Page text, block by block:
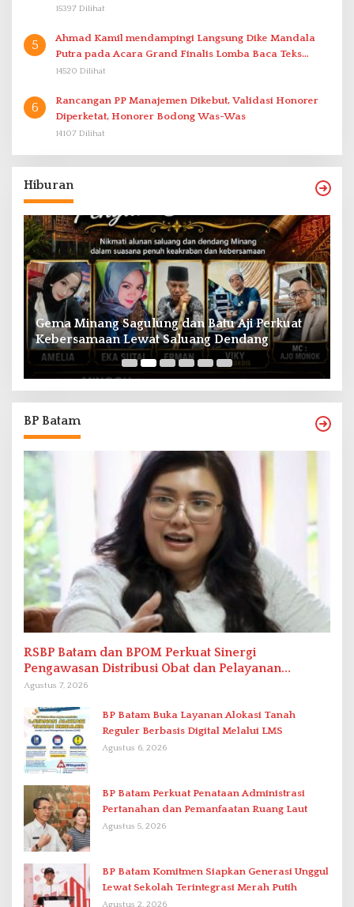
15397 Dilihat
5
Ahmad Kamil mendampingi Langsung Dike Mandala
Putra pada Acara Grand Finalis Lomba Baca Teks
Proklamasi Mirip Bung Karno di Bali
14520 Dilihat
6
Rancangan PP Manajemen Dikebut, Validasi Honorer
Diperketat, Honorer Bodong Was-Was
14107 Dilihat
Hiburan
Gema Minang Sagulung dan Batu Aji Perkuat
Kebersamaan Lewat Saluang Dendang
BP Batam
RSBP Batam dan BPOM Perkuat Sinergi
Pengawasan Distribusi Obat dan Pelayanan
Kefarmasian
Agustus 7, 2026
BP Batam Buka Layanan Alokasi Tanah
Reguler Berbasis Digital Melalui LMS
Agustus 6, 2026
BP Batam Perkuat Penataan Administrasi
Pertanahan dan Pemanfaatan Ruang Laut
Agustus 5, 2026
BP Batam Komitmen Siapkan Generasi Unggul
Lewat Sekolah Terintegrasi Merah Putih
Agustus 2, 2026